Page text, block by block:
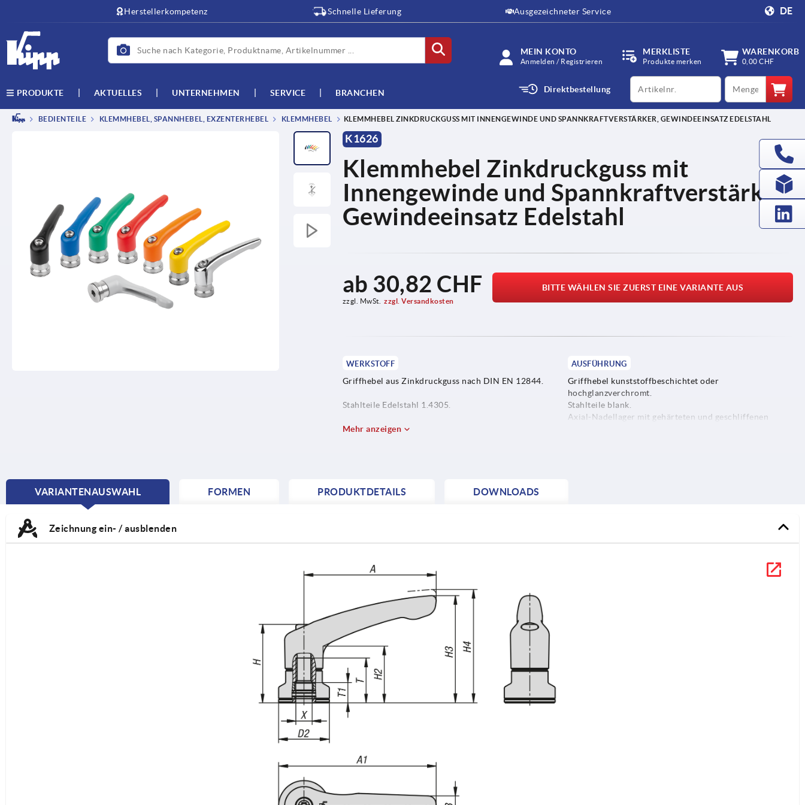
Herstellerkompetenz Schnelle Lieferung Ausgezeichneter Service DE
MEIN KONTO
Anmelden / Registrieren
MERKLISTE
Produkte merken
WARENKORB
0,00 CHF
PRODUKTE AKTUELLES UNTERNEHMEN SERVICE BRANCHEN Direktbestellung
productCode qty
BEDIENTEILE KLEMMHEBEL, SPANNHEBEL, EXZENTERHEBEL KLEMMHEBEL KLEMMHEBEL ZINKDRUCKGUSS MIT INNENGEWINDE UND SPANNKRAFTVERSTÄRKER, GEWINDEEINSATZ EDELSTAHL
K1626
Klemmhebel Zinkdruckguss mit
Innengewinde und Spannkraftverstärker,
Gewindeeinsatz Edelstahl
ab 30,82 CHF
zzgl. MwSt. zzgl. Versandkosten
BITTE WÄHLEN SIE ZUERST EINE VARIANTE AUS
WERKSTOFF
Griffhebel aus Zinkdruckguss nach DIN EN 12844.
Stahlteile Edelstahl 1.4305.
AUSFÜHRUNG
Griffhebel kunststoffbeschichtet oder
hochglanzverchromt.
Stahlteile blank.
Axial-Nadellager mit gehärteten und geschliffenen
Mehr anzeigen
VARIANTENAUSWAHL
CURRENT
FORMEN PRODUKTDETAILS DOWNLOADS
Zeichnung ein- / ausblenden